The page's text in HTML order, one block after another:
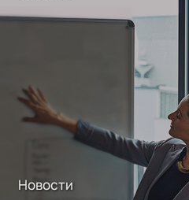
Новости